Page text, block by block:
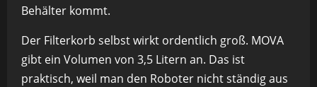
Behälter kommt.
Der Filterkorb selbst wirkt ordentlich groß. MOVA
gibt ein Volumen von 3,5 Litern an. Das ist
praktisch, weil man den Roboter nicht ständig aus